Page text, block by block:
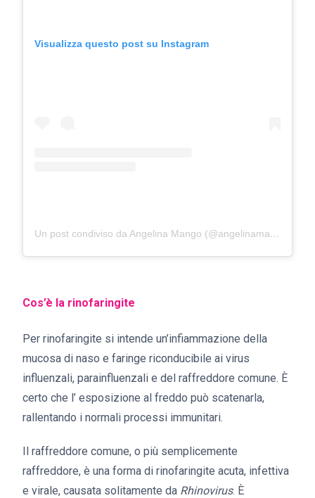
Visualizza questo post su Instagram
Un post condiviso da Angelina Mango (@angelinamango_)
Cos’è la rinofaringite
Per rinofaringite si intende un’infiammazione della
mucosa di naso e faringe riconducibile ai virus
influenzali, parainfluenzali e del raffreddore comune. È
certo che l’ esposizione al freddo può scatenarla,
rallentando i normali processi immunitari.
Il raffreddore comune, o più semplicemente
raffreddore, è una forma di rinofaringite acuta, infettiva
e virale, causata solitamente da Rhinovirus. È